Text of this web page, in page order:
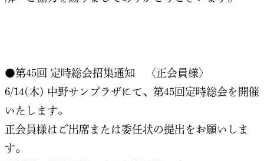
●第45回 定時総会招集通知 〈正会員様〉
6/14(木) 中野サンプラザにて、第45回定時総会を開催
いたします。
正会員様はご出席または委任状の提出をお願いしま
す。